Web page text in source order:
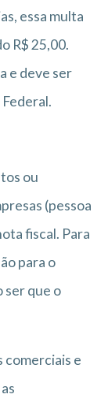
essa multa
R$ 25,00.
e deve ser
ou
(pessoa
fiscal. Para
para o
ser que o
comerciais e